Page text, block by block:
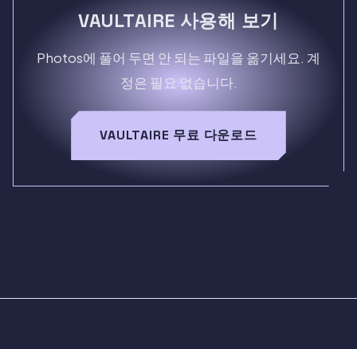
VAULTAIRE 사용해 보기
Photos에 풀어 두면 안 되는 파일을 옮기세요. 계
정은 필요 없습니다.
VAULTAIRE 무료 다운로드